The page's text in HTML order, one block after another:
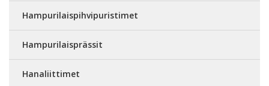
Hampurilaispihvipuristimet
Hampurilaisprässit
Hanaliittimet